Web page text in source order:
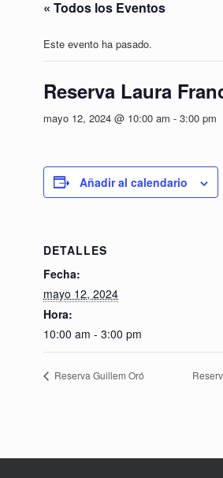
« Todos los Eventos
Este evento ha pasado.
Reserva Laura
mayo 12, 2024 @ 10:00 am - 3:00 pm
Añadir al calendario
DETALLES
Fecha:
mayo 12, 2024
Hora:
10:00 am - 3:00 pm
Reserva Guillem Oró